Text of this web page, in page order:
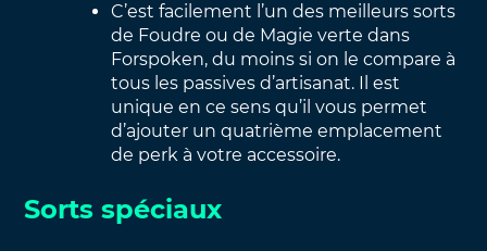
C’est facilement l’un des meilleurs sorts
de Foudre ou de Magie verte dans
Forspoken, du moins si on le compare à
tous les passives d’artisanat. Il est
unique en ce sens qu’il vous permet
d’ajouter un quatrième emplacement
de perk à votre accessoire.
Sorts spéciaux